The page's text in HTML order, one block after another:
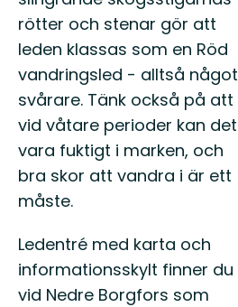
rötter och stenar gör att
leden klassas som en Röd
vandringsled - alltså något
svårare. Tänk också på att
vid våtare perioder kan det
vara fuktigt i marken, och
bra skor att vandra i är ett
måste.
Ledentré med karta och
informationsskylt finner du
vid Nedre Borgfors som